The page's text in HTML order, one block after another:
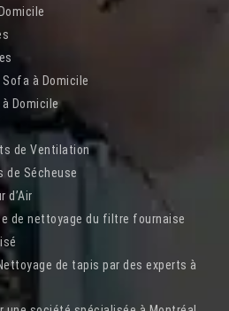
à Domicile
Domicile
de Ventilation
de Sécheuse
d’Air
de nettoyage du filtre fournaise
de tapis par des experts à